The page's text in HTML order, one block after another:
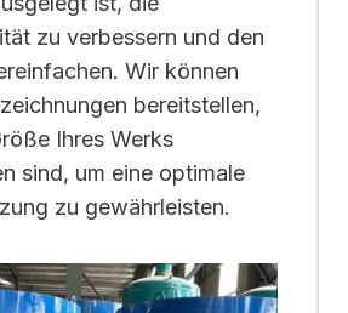
zu verbessern und den
Wir können
bereitstellen,
Ihres Werks
sind, um eine optimale
zu gewährleisten.